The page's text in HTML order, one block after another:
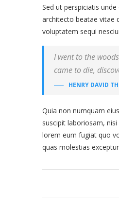
Sed ut perspiciatis
architecto beatae vitae
voluptatem sequi
I went to the
came to die,
HENRY DAVID
Quia non numquam
suscipit laboriosam,
lorem eum fugiat quo
quas molestias